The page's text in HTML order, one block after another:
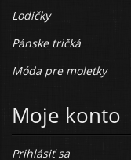
Lodičky
Pánske tričká
Móda pre moletky
Moje konto
Prihlásiť sa